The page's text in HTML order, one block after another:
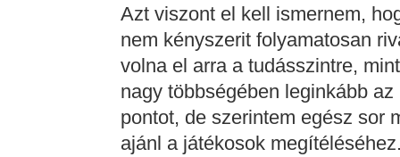
Azt viszont el kell ismernem,
nem kényszerit folyamatosan
volna el arra a tudásszintre,
nagy többségében leginkább
pontot, de szerintem egész sor
ajánl a játékosok